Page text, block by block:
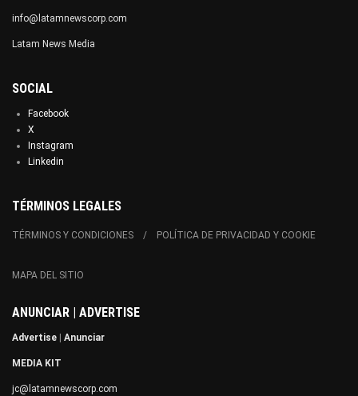
info@latamnewscorp.com
Latam News Media
SOCIAL
Facebook
X
Instagram
Linkedin
TÉRMINOS LEGALES
TÉRMINOS Y CONDICIONES POLÍTICA DE PRIVACIDAD Y COOKIE
MAPA DEL SITIO
ANUNCIAR | ADVERTISE
Advertise Anunciar
MEDIA KIT
jc@latamnewscorp.com